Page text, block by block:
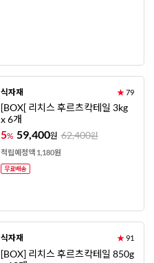
식자재 ★79
[BOX[ 리치스 후르츠칵테일 3kg
x 6개
5% 59,400원 62,400원
적립예정액 1,180원
식자재 ★91
[BOX] 리치스 후르츠칵테일 850g